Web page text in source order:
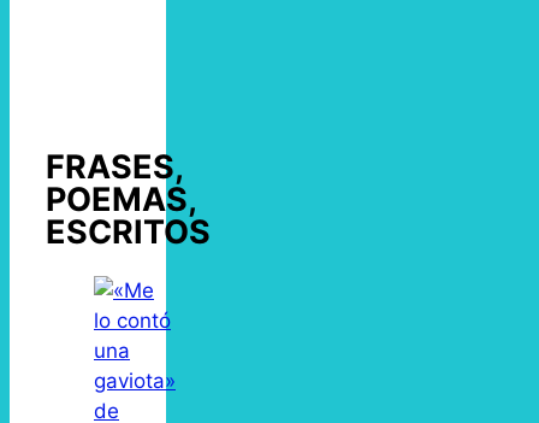
FRASES,
POEMAS,
ESCRITOS